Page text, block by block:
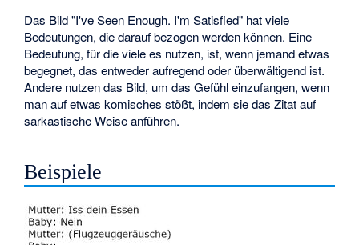
Das Bild "I've Seen Enough. I'm Satisfied" hat viele
Bedeutungen, die darauf bezogen werden können. Eine
Bedeutung, für die viele es nutzen, ist, wenn jemand etwas
begegnet, das entweder aufregend oder überwältigend ist.
Andere nutzen das Bild, um das Gefühl einzufangen, wenn
man auf etwas komisches stößt, indem sie das Zitat auf
sarkastische Weise anführen.
Beispiele